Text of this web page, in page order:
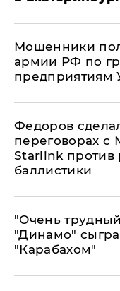
Мошенники
армии РФ по
предприятиям
Федоров
переговорах
Starlink против
баллистики
"Очень
"Динамо"
"Карабахом"